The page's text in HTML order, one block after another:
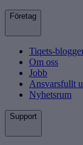
Företag
Tiqets-
Om oss
Jobb
Ansvarsfullt
Nyhetsrum
Support